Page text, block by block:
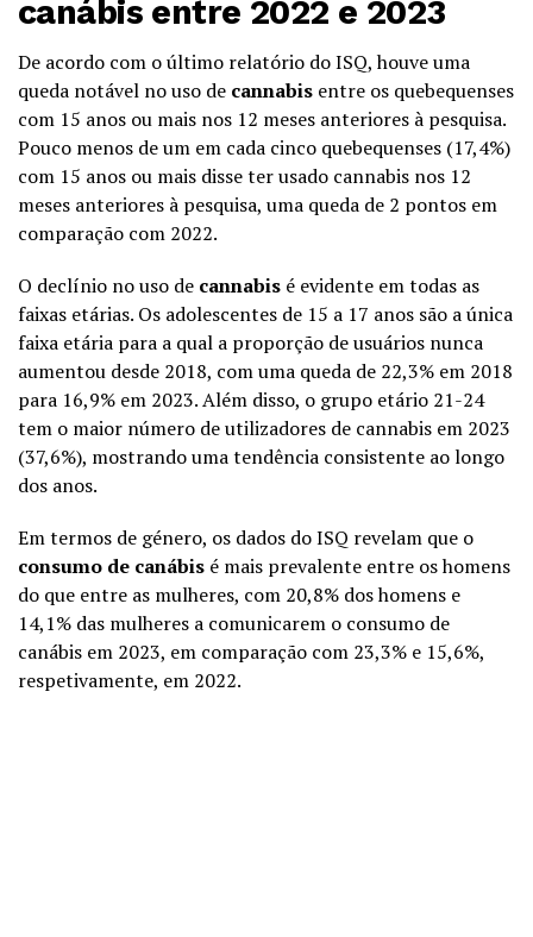
canábis entre 2022 e 2023
De acordo com o último relatório do ISQ, houve uma
queda notável no uso de cannabis entre os quebequenses
com 15 anos ou mais nos 12 meses anteriores à pesquisa.
Pouco menos de um em cada cinco quebequenses (17,4%)
com 15 anos ou mais disse ter usado cannabis nos 12
meses anteriores à pesquisa, uma queda de 2 pontos em
comparação com 2022.
O declínio no uso de cannabis é evidente em todas as
faixas etárias. Os adolescentes de 15 a 17 anos são a única
faixa etária para a qual a proporção de usuários nunca
aumentou desde 2018, com uma queda de 22,3% em 2018
para 16,9% em 2023. Além disso, o grupo etário 21-24
tem o maior número de utilizadores de cannabis em 2023
(37,6%), mostrando uma tendência consistente ao longo
dos anos.
Em termos de género, os dados do ISQ revelam que o
consumo de canábis é mais prevalente entre os homens
do que entre as mulheres, com 20,8% dos homens e
14,1% das mulheres a comunicarem o consumo de
canábis em 2023, em comparação com 23,3% e 15,6%,
respetivamente, em 2022.